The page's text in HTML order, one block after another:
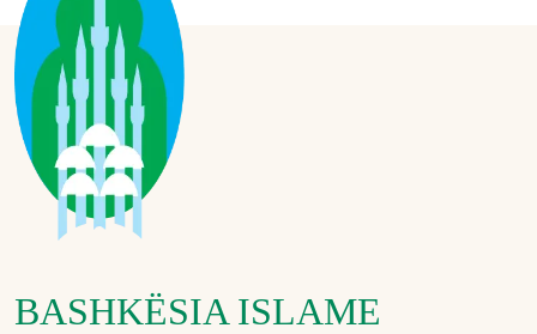
BASHKËSIA ISLAME